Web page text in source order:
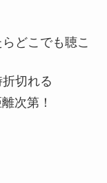
どこでも聴こ
切れる
次第！